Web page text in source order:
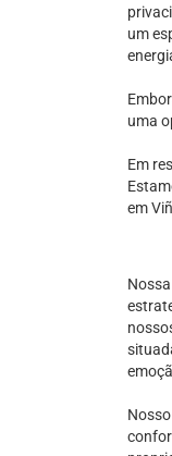
um
uma
Em
em